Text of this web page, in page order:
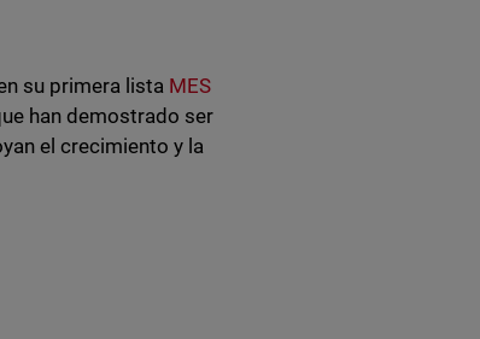
su primera lista MES
han demostrado ser
el crecimiento y la